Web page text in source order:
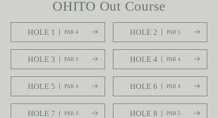
OHITO Out Course
HOLE 1 PAR 4 HOLE 2 PAR 5
HOLE 3 PAR 3 HOLE 4 PAR 4
HOLE 5 PAR 4 HOLE 6 PAR 4
HOLE 7 PAR 3 HOLE 8 PAR 5